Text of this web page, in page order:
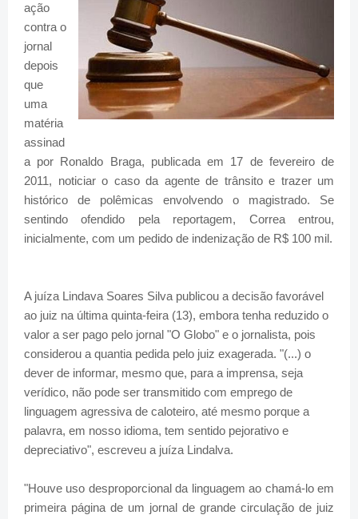
ação
contra o
jornal
depois
que
uma
matéria
assinad
a por Ronaldo Braga, publicada em 17 de fevereiro de
2011, noticiar o caso da agente de trânsito e trazer um
histórico de polêmicas envolvendo o magistrado. Se
sentindo ofendido pela reportagem, Correa entrou,
inicialmente, com um pedido de indenização de R$ 100 mil.
A juíza Lindava Soares Silva publicou a decisão favorável
ao juiz na última quinta-feira (13), embora tenha reduzido o
valor a ser pago pelo jornal "O Globo" e o jornalista, pois
considerou a quantia pedida pelo juiz exagerada. "(...) o
dever de informar, mesmo que, para a imprensa, seja
verídico, não pode ser transmitido com emprego de
linguagem agressiva de caloteiro, até mesmo porque a
palavra, em nosso idioma, tem sentido pejorativo e
depreciativo", escreveu a juíza Lindalva.
"Houve uso desproporcional da linguagem ao chamá-lo em
primeira página de um jornal de grande circulação de juiz